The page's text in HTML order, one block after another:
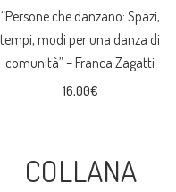
“Persone che danzano: Spazi,
tempi, modi per una danza di
comunità” – Franca Zagatti
16,00€
COLLANA